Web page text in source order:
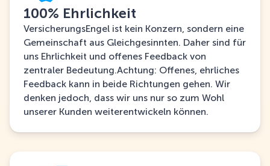
100% Ehrlichkeit
VersicherungsEngel ist kein Konzern, sondern eine
Gemeinschaft aus Gleichgesinnten. Daher sind für
uns Ehrlichkeit und offenes Feedback von
zentraler Bedeutung.Achtung: Offenes, ehrliches
Feedback kann in beide Richtungen gehen. Wir
denken jedoch, dass wir uns nur so zum Wohl
unserer Kunden weiterentwickeln können.